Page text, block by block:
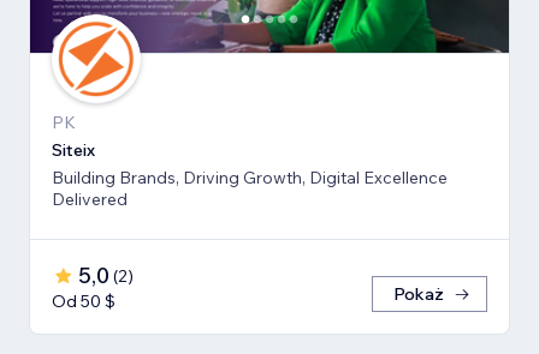
PK
Siteix
Building Brands, Driving Growth, Digital Excellence
Delivered
5,0 (2)
Od 50 $
Pokaż